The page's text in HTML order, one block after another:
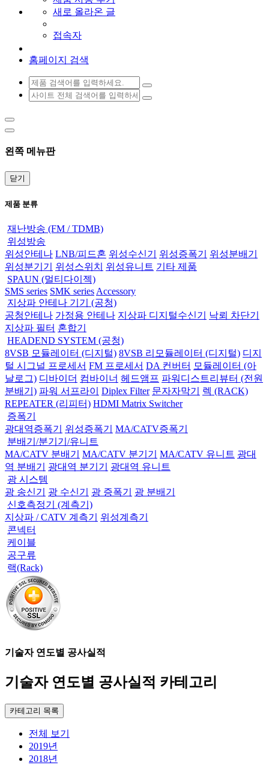
새로 올라온 글
접속자
홈페이지 검색
왼쪽 메뉴판
닫기
제품 분류
재난방송 (FM / TDMB)
위성방송
위성안테나 LNB/피드혼 위성수신기 위성증폭기
위성분배기
위성분기기
위성스위치 위성유니트 기타 제품
SPAUN (멀티다이젝)
SMS series SMK series Accessory
지상파 안테나 기기 (공청)
공청안테나 가정용 안테나 지상파 디지털수신기
낙뢰 차단기
지상파 필터 혼합기
HEADEND SYSTEM (공청)
8VSB 모듈레이터 (디지털) 8VSB 리모듈레이터 (디지털) 디지
털 시그널 프로세서 FM 프로세서 DA 컨버터 모듈레이터 (아
날로그) 디바이더 컴바이너 헤드앰프 파워디스트리뷰터 (전원
분배기) 파워 서프라이 Diplex Filter 문자자막기
렉 (RACK)
REPEATER (리피터) HDMI Matrix Switcher
증폭기
광대역증폭기
위성증폭기
MA/CATV증폭기
분배기/분기기/유니트
MA/CATV 분배기
MA/CATV 분기기 MA/CATV 유니트 광대
역 분배기
광대역 분기기
광대역 유니트
광 시스템
광 송신기
광 수신기 광 증폭기
광 분배기
신호측정기 (계측기)
지상파 / CATV 계측기
위성계측기
콘넥터
케이블
공구류
랙(Rack)
기술자 연도별 공사실적
기술자 연도별 공사실적 카테고리
카테고리 목록
전체 보기
2019년
2018년